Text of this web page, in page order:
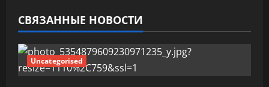
з
а
п
СВЯЗАННЫЕ НОВОСТИ
Uncategorised